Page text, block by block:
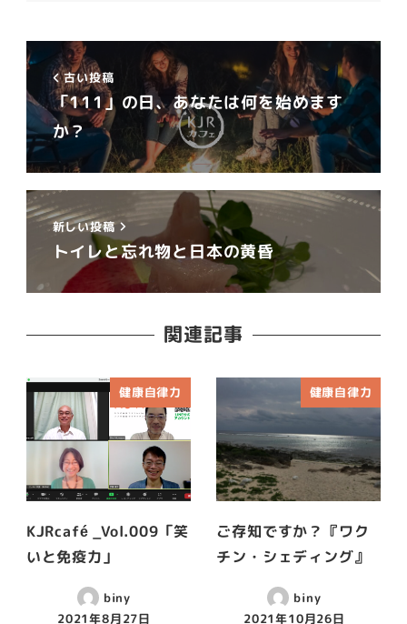
古い投稿
「111」の日、あなたは何を始めます
か？
新しい投稿
トイレと忘れ物と日本の黄昏
関連記事
健康自律力
KJRcafé _Vol.009「笑
いと免疫力」
biny
2021年8月27日
健康自律力
ご存知ですか？『ワク
チン・シェディング』
biny
2021年10月26日